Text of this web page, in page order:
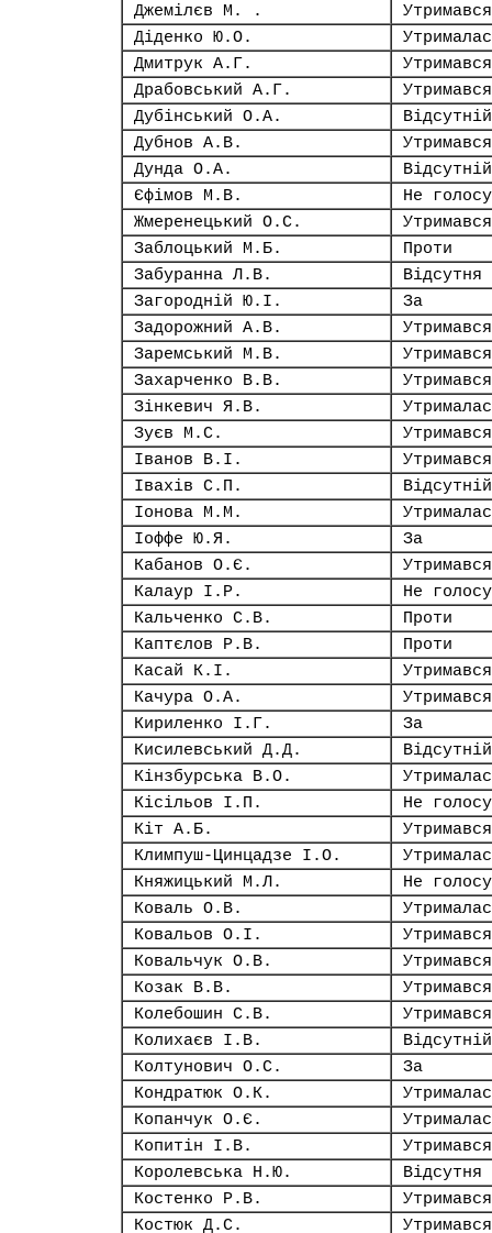
Джемілєв М. .
Утримався
Діденко Ю.О.
Дмитрук А.Г.
Утримався
Драбовський А.Г.
Утримався
Дубінський О.А.
Відсутній
Дубнов А.В.
Утримався
Дунда О.А.
Відсутній
Єфімов М.В.
Не
Жмеренецький О.С.
Утримався
Заблоцький М.Б.
Проти
Забуранна Л.В.
Відсутня
Загородній Ю.І.
За
Задорожний А.В.
Утримався
Заремський М.В.
Утримався
Захарченко В.В.
Утримався
Зінкевич Я.В.
Зуєв М.С.
Утримався
Іванов В.І.
Утримався
Івахів С.П.
Відсутній
Іонова М.М.
Іоффе Ю.Я.
За
Кабанов О.Є.
Утримався
Калаур І.Р.
Не
Кальченко С.В.
Проти
Каптєлов Р.В.
Проти
Касай К.І.
Утримався
Качура О.А.
Утримався
Кириленко І.Г.
За
Кисилевський Д.Д.
Відсутній
Кінзбурська В.О.
Кісільов І.П.
Не
Кіт А.Б.
Утримався
Климпуш-Цинцадзе І.О.
Княжицький М.Л.
Не
Коваль О.В.
Ковальов О.І.
Утримався
Ковальчук О.В.
Утримався
Козак В.В.
Утримався
Колебошин С.В.
Утримався
Колихаєв І.В.
Відсутній
Колтунович О.С.
За
Кондратюк О.К.
Копанчук О.Є.
Копитін І.В.
Утримався
Королевська Н.Ю.
Відсутня
Костенко Р.В.
Утримався
Костюк Д.С.
Утримався